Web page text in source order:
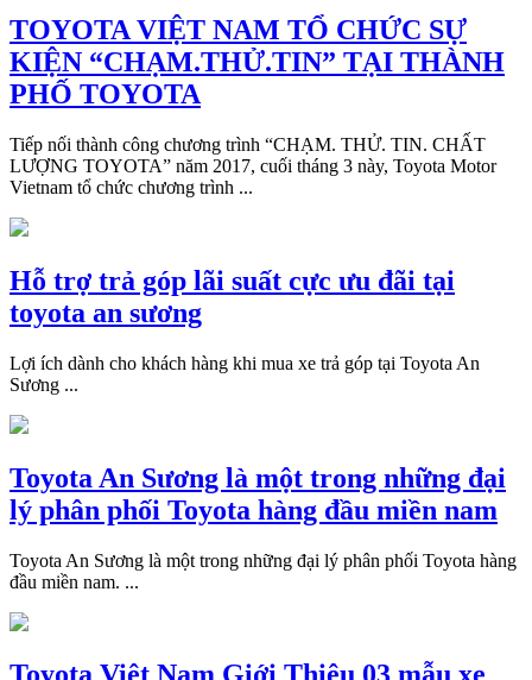
TOYOTA VIỆT NAM TỔ CHỨC SỰ
KIỆN “CHẠM.THỬ.TIN” TẠI THÀNH
PHỐ TOYOTA
Tiếp nối thành công chương trình “CHẠM. THỬ. TIN. CHẤT
LƯỢNG TOYOTA” năm 2017, cuối tháng 3 này, Toyota Motor
Vietnam tổ chức chương trình ...
Hỗ trợ trả góp lãi suất cực ưu đãi tại
toyota an sương
Lợi ích dành cho khách hàng khi mua xe trả góp tại Toyota An
Sương ...
Toyota An Sương là một trong những đại
lý phân phối Toyota hàng đầu miền nam
Toyota An Sương là một trong những đại lý phân phối Toyota hàng
đầu miền nam. ...